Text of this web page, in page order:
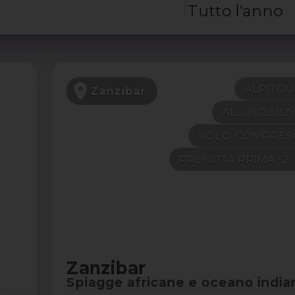
Tutto l'anno
Zanzibar
Zanzibar
Spiagge africane e oceano